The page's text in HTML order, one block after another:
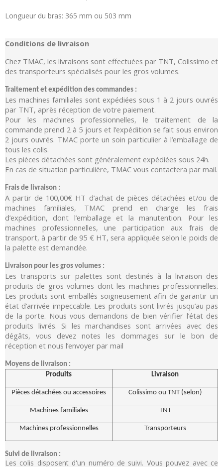
Longueur du bras: 365 mm ou 503 mm
Conditions de livraison
Chez TMAC, les livraisons sont effectuées par TNT, Colissimo et
des transporteurs spécialisés pour les gros volumes.
Traitement et expédition des commandes :
Les machines familiales sont expédiées sous 1 à 2 jours ouvrés
par TNT, après réception de votre paiement.
Pour les machines professionnelles, le traitement de la
commande prend 2 à 5 jours et l’expédition se fait sous environ
2 jours ouvrés. TMAC porte un soin particulier à l’emballage de
tous les colis.
Les pièces détachées sont généralement expédiées sous 24h.
En cas de situation particulière, TMAC vous contactera par mail.
Frais de livraison :
A partir de 100,00€ HT d’achat de pièces détachées et/ou de
machines familiales, TMAC prend en charge les frais
d’expédition, dont l’emballage et la manutention. Pour les
machines professionnelles, une participation aux frais de
transport, à partir de 95 € HT, sera appliquée selon le poids de
la palette est demandée.
Livraison pour les gros volumes :
Les transports sur palettes sont destinés à la livraison des
produits de gros volumes dont les machines professionnelles.
Les produits sont emballés soigneusement afin de garantir un
état d’arrivée impeccable. Les produits sont livrés jusqu’au pas
de la porte. Nous vous demandons de bien vérifier l’état des
produits livrés. Si les marchandises sont arrivées avec des
dégâts, vous devez notes les dommages sur le bon de
réception et nous l’envoyer par mail
Moyens de livraison :
Produits
Livraison
Pièces détachées ou accessoires Colissimo ou TNT (selon)
Machines familiales TNT
Machines professionnelles Transporteurs
Suivi de livraison :
Les colis disposent d'un numéro de suivi. Vous pouvez avec ce